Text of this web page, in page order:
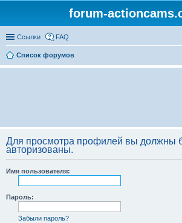
forum-
Ссылки FAQ
Список форумов
Для просмотра профилей вы должны
авторизованы.
Имя пользователя:
Пароль:
Забыли пароль?